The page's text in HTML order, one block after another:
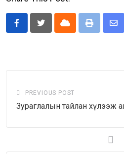
Cloud Print
PREVIOUS POST
Зураглалын тайлан хүлээж